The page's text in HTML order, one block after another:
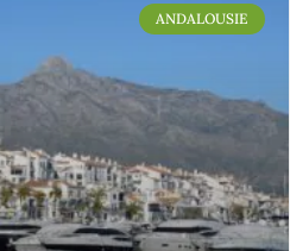
ANDALOUSIE